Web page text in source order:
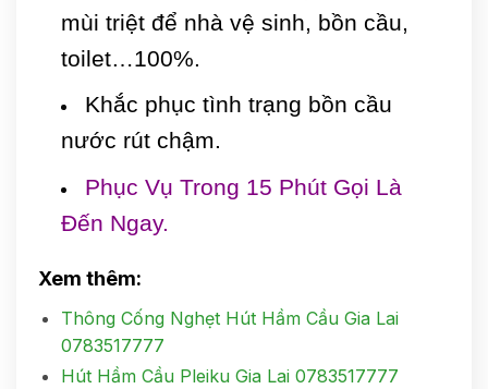
mùi triệt để nhà vệ sinh, bồn cầu,
toilet…100%.
Khắc phục tình trạng bồn cầu
nước rút chậm.
Phục Vụ Trong 15 Phút Gọi Là
Đến Ngay.
Xem thêm:
Thông Cống Nghẹt Hút Hầm Cầu Gia Lai
0783517777
Hút Hầm Cầu Pleiku Gia Lai 0783517777